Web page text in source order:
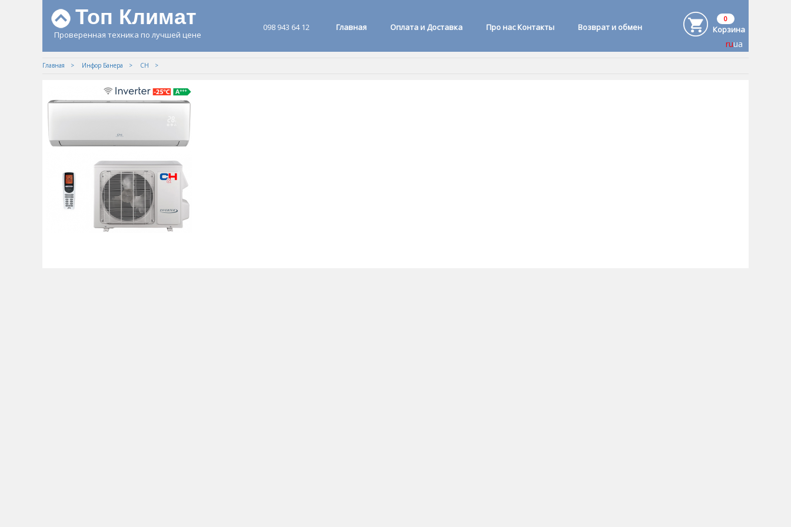
ruua
Топ Климат
Проверенная техника по лучшей цене
098 943 64 12 Главная Оплата и Доставка Про нас Контакты Возврат и обмен
0
Корзина
Главная Инфор Банера СН